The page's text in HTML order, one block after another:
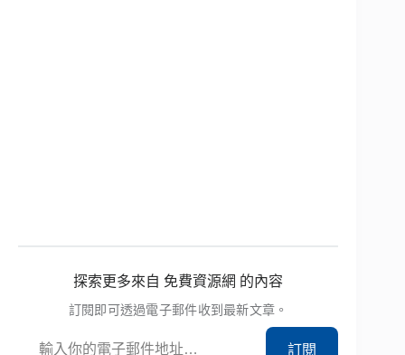
探索更多來自 免費資源網 的內容
訂閱即可透過電子郵件收到最新文章。
訂閱